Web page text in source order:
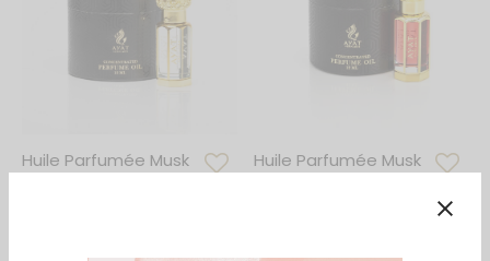
Huile Parfumée Musk
Apple – Ayat
Huile Parfumée Musk
d’Arabia – Ayat